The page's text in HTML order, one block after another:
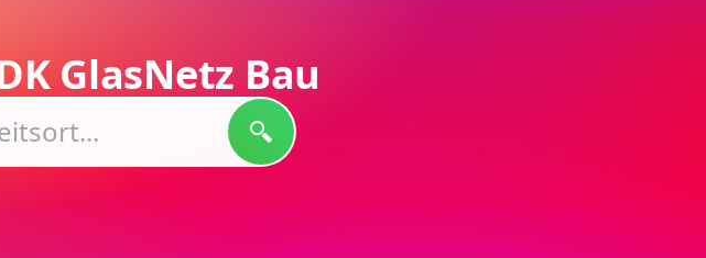
GlasNetz Bau